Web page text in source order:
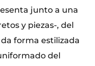
junto a una
y piezas-, del
forma estilizada
del